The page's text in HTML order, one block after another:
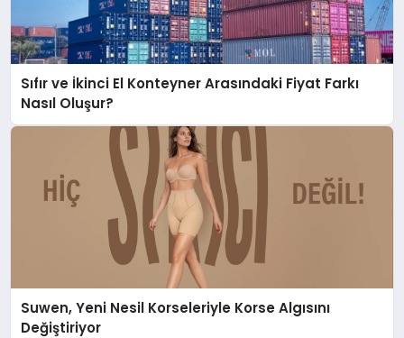
Sıfır ve İkinci El Konteyner Arasındaki Fiyat Farkı
Nasıl Oluşur?
Suwen, Yeni Nesil Korseleriyle Korse Algısını
Değiştiriyor